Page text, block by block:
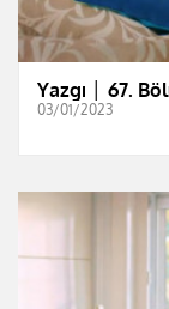
Yazgı │ 67.
03/01/2023